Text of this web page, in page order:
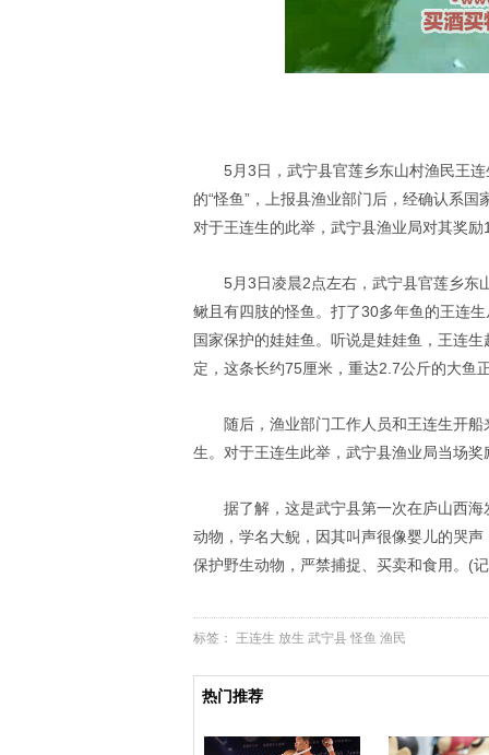
5月3日，武宁县官莲乡东山村渔民王
的“怪鱼”，上报县渔业部门后，经确认系
对于王连生的此举，武宁县渔业局对其奖励
5月3日凌晨2点左右，武宁县官莲乡东
鳅且有四肢的怪鱼。打了30多年鱼的王连
国家保护的娃娃鱼。听说是娃娃鱼，王连
定，这条长约75厘米，重达2.7公斤的大鱼
随后，渔业部门工作人员和王连生开
生。对于王连生此举，武宁县渔业局当场
据了解，这是武宁县第一次在庐山西
动物，学名大鲵，因其叫声很像婴儿的哭
保护野生动物，严禁捕捉、买卖和食用。(
标签： 王连生 放生 武宁县 怪鱼 渔民
热门推荐